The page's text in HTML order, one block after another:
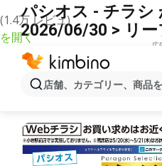
(1.4万 レビュ)
を開く
店舗、カテゴリー、商品を
パシオス - チラシ
2026/06/30 > リー
広